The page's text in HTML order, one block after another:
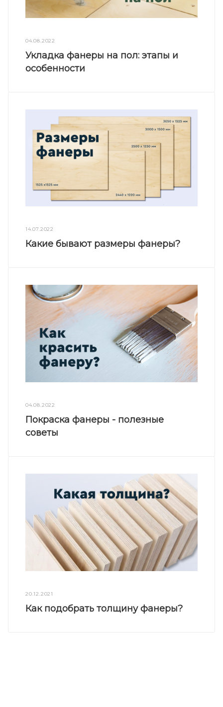
04.08.2022
Укладка фанеры на пол: этапы и
особенности
14.07.2022
Какие бывают размеры фанеры?
04.08.2022
Покраска фанеры - полезные
советы
20.12.2021
Как подобрать толщину фанеры?